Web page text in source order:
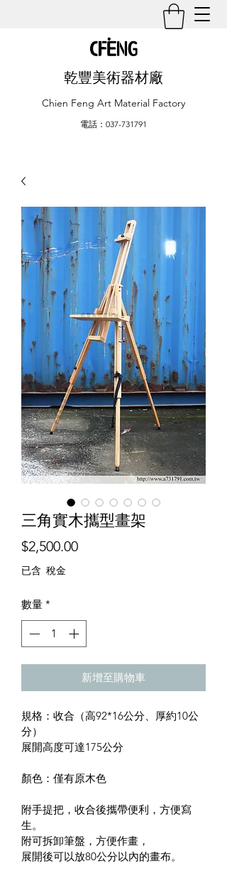
乾豐美術器材廠
Chien Feng Art Material Factory
電話：037-731791
三角實木攜型畫架
$2,500.00價
已含 稅金
數量 *
新增至購物車
規格：收合（高92*16公分、厚約10公
分）
展開高度可達175公分
顏色：僅有原木色
附手提把，收合後攜帶便利，方便寫
生。
附可拆卸筆盤，方便作畫，
展開後可以放80公分以內的畫布。